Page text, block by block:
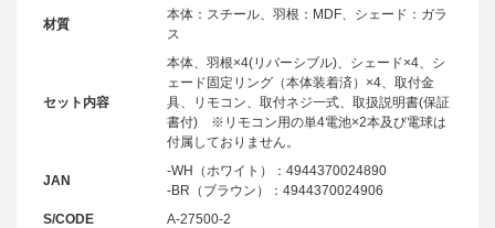
材質
本体：スチール、羽根：MDF、シェード：ガラ
ス
セット内容
本体、羽根×4(リバーシブル)、シェード×4、シ
ェード固定リング（本体装着済）×4、取付金
具、リモコン、取付ネジ一式、取扱説明書(保証
書付) ※リモコン用の単4電池×2本及び電球は
付属しておりません。
JAN
-WH（ホワイト）：4944370024890
-BR（ブラウン）：4944370024906
S/CODE
A-27500-2